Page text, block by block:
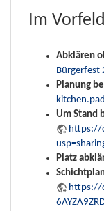
Im Vorfeld
Abklären
Bürgerfest
Planung
Um Stand
https://
Platz
https://